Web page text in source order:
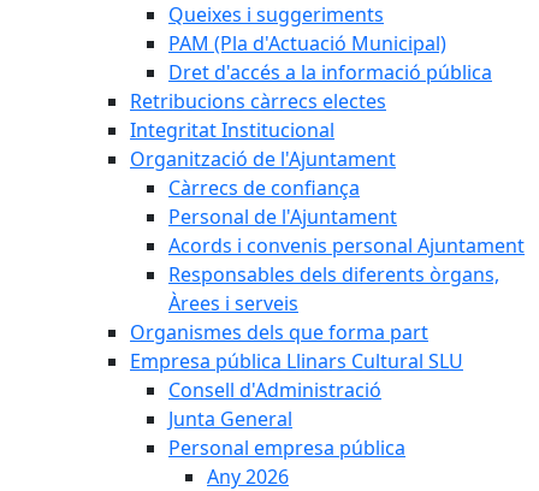
Queixes i suggeriments
PAM (Pla d'Actuació Municipal)
Dret d'accés a la informació pública
Retribucions càrrecs electes
Integritat Institucional
Organització de l'Ajuntament
Càrrecs de confiança
Personal de l'Ajuntament
Acords i convenis personal Ajuntament
Responsables dels diferents òrgans,
Àrees i serveis
Organismes dels que forma part
Empresa pública Llinars Cultural SLU
Consell d'Administració
Junta General
Personal empresa pública
Any 2026